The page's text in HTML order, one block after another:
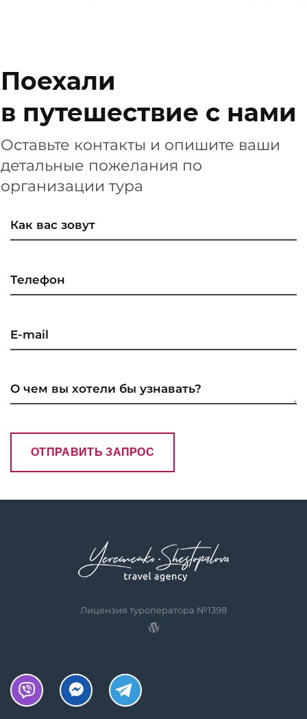
Поехали
в путешествие с нами
Оставьте контакты и опишите ваши
детальные пожелания по
организации тура
Лицензия туроператора №1398